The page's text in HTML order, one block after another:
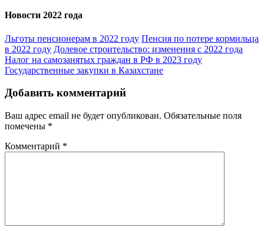
Новости 2022 года
Льготы пенсионерам в 2022 году Пенсия по потере кормильца
в 2022 году Долевое строительство: изменения с 2022 года
Налог на самозанятых граждан в РФ в 2023 году
Государственные закупки в Казахстане
Добавить комментарий
Ваш адрес email не будет опубликован. Обязательные поля
помечены *
Комментарий *